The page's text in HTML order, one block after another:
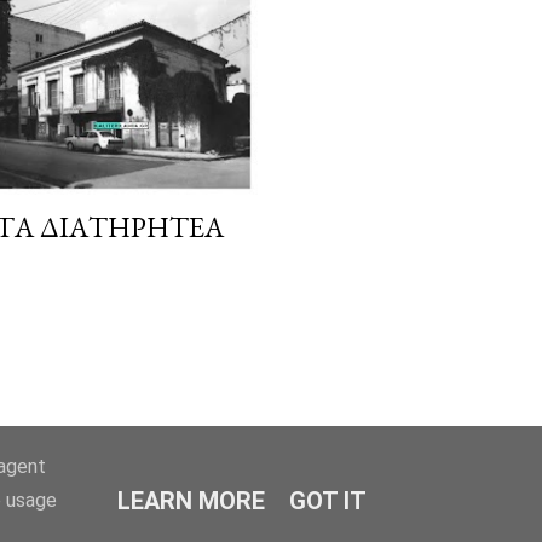
ΔΙΑΤΗΡΗΤΈΑ
LEARN MORE GOT IT